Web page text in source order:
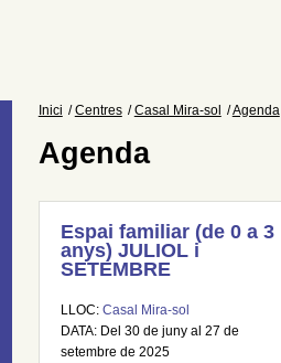
Inici Centres Casal Mira-sol Agenda
Agenda
Espai familiar (de 0 a 3
anys) JULIOL i
SETEMBRE
LLOC: Casal Mira-sol
DATA: Del 30 de juny al 27 de
setembre de 2025